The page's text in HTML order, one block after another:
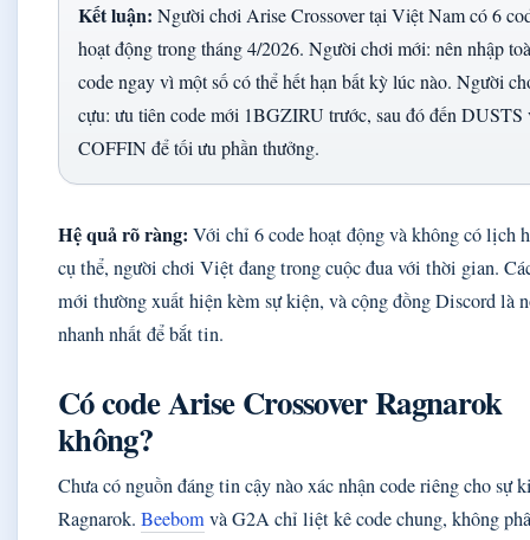
Kết luận: Người chơi Arise Crossover tại Việt Nam có 6
hoạt động trong tháng 4/2026. Người chơi mới: nên nhập
code ngay vì một số có thể hết hạn bất kỳ lúc nào. Người
cựu: ưu tiên code mới 1BGZIRU trước, sau đó đến DUSTS
COFFIN để tối ưu phần thưởng.
Hệ quả rõ ràng: Với chỉ 6 code hoạt động và không có lịch
cụ thể, người chơi Việt đang trong cuộc đua với thời gian.
mới thường xuất hiện kèm sự kiện, và cộng đồng Discord là
nhanh nhất để bắt tin.
Có code Arise Crossover Ragnarok
không?
Chưa có nguồn đáng tin cậy nào xác nhận code riêng cho sự
Ragnarok. Beebomvà G2A chỉ liệt kê code chung, không